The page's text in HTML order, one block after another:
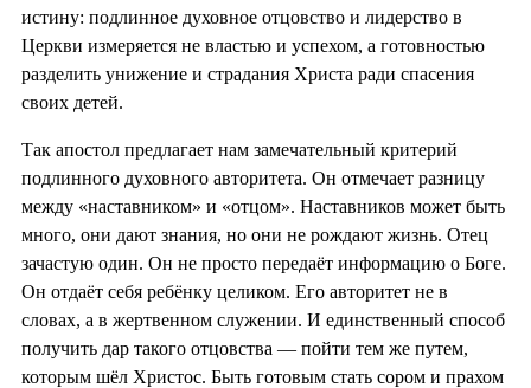
истину: подлинное духовное отцовство и лидерство в
Церкви измеряется не властью и успехом, а готовностью
разделить унижение и страдания Христа ради спасения
своих детей.
Так апостол предлагает нам замечательный критерий
подлинного духовного авторитета. Он отмечает разницу
между «наставником» и «отцом». Наставников может быть
много, они дают знания, но они не рождают жизнь. Отец
зачастую один. Он не просто передаёт информацию о Боге.
Он отдаёт себя ребёнку целиком. Его авторитет не в
словах, а в жертвенном служении. И единственный способ
получить дар такого отцовства — пойти тем же путем,
которым шёл Христос. Быть готовым стать сором и прахом